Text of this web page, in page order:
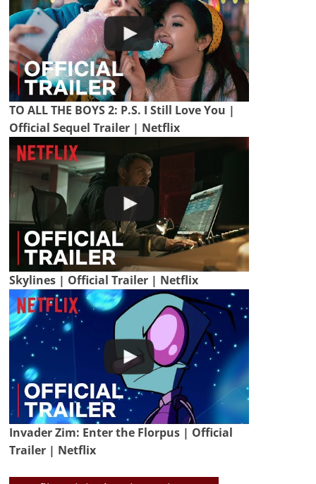
TO ALL THE BOYS 2: P.S. I Still Love You |
Official Sequel Trailer | Netflix
Skylines | Official Trailer | Netflix
Invader Zim: Enter the Florpus | Official
Trailer | Netflix